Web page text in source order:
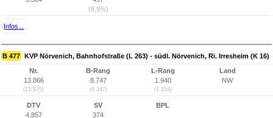
(8,9%)
Infos...
B 477 KVP Nörvenich, Bahnhofstraße (L 263) - südl. Nörvenich, Ri. Irresheim (K 16)
Nr.
13.866
(13.875)
B-Rang
8.747
(6.347)
L-Rang
1.940
(1.354)
Land
NW
DTV
4.857
SV
374
BPL